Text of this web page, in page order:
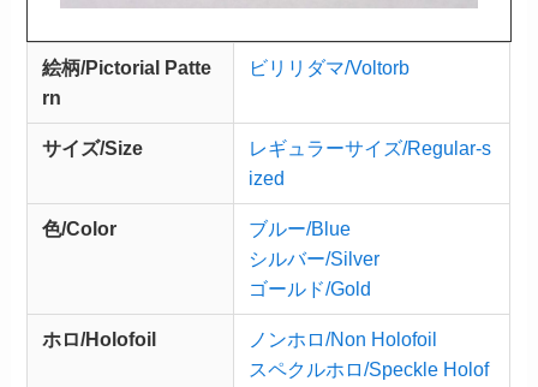
絵柄/Pictorial Patte
rn
ビリリダマ/Voltorb
サイズ/Size
レギュラーサイズ/Regular-s
ized
色/Color
ブルー/Blue
シルバー/Silver
ゴールド/Gold
ホロ/Holofoil
ノンホロ/Non Holofoil
スペクルホロ/Speckle Holof